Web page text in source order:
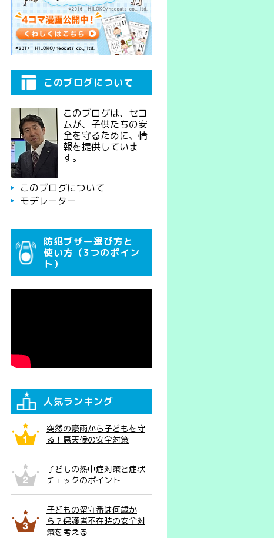
このブログについて
このブログは、セコ
ムが、子供たちの安
全を守るために、情
報を提供していま
す。
このブログについて
モデレーター
防犯ブザー選び方と
使い方（3つのポイン
ト）
人気ランキング
突然の豪雨から子どもを守
る！悪天候の安全対策
子どもの熱中症対策と症状
チェックのポイント
子どもの留守番は何歳か
ら？保護者不在時の安全対
策を考える